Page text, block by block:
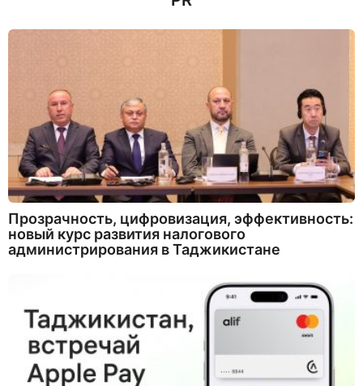
Прозрачность, цифровизация, эффективность:
новый курс развития налогового
администрирования в Таджикистане